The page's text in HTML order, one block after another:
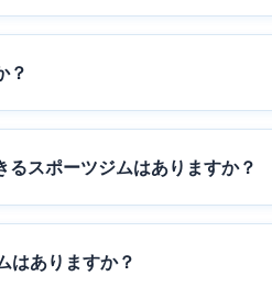
？
スポーツジムはありますか？
はありますか？